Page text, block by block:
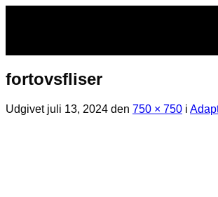
fortovsfliser
Udgivet juli 13, 2024 den 750 × 750 i